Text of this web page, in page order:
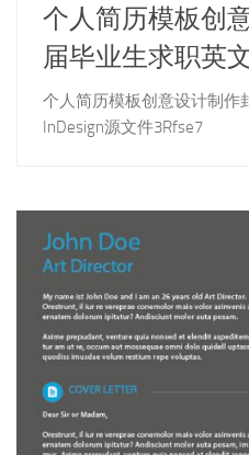
个人简历模板创
届毕业生求职英
个人简历模板创意设计制作
InDesign源文件3Rfse7